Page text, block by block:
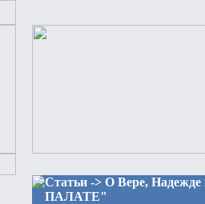
Статьи -> О Вере,
ПАЛАТЕ"